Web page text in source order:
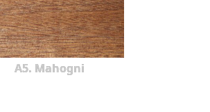
A5. Mahogni